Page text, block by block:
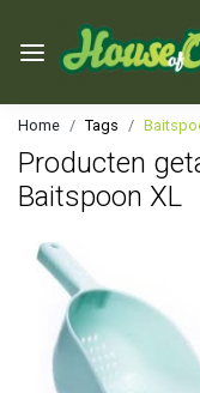
Home Tags
Producten
Baitspoon XL